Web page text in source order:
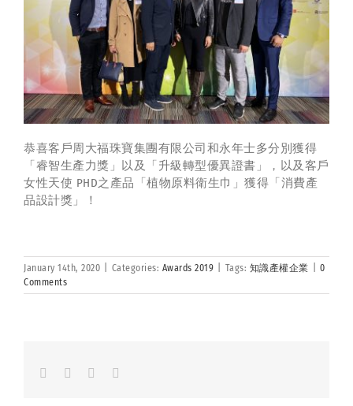
恭喜客戶周大福珠寶集團有限公司 和永年士多分別獲得
「睿智生產力獎」以及「升級轉型優異證書」，以及客戶
女性天使 PHD之產品「植物原料衛生巾」獲得「消費產
品設計獎」！
January 14th, 2020 Categories: Awards 2019 Tags: 知識產權企業
0
Comments
FacebookLinkedInWhatsapp